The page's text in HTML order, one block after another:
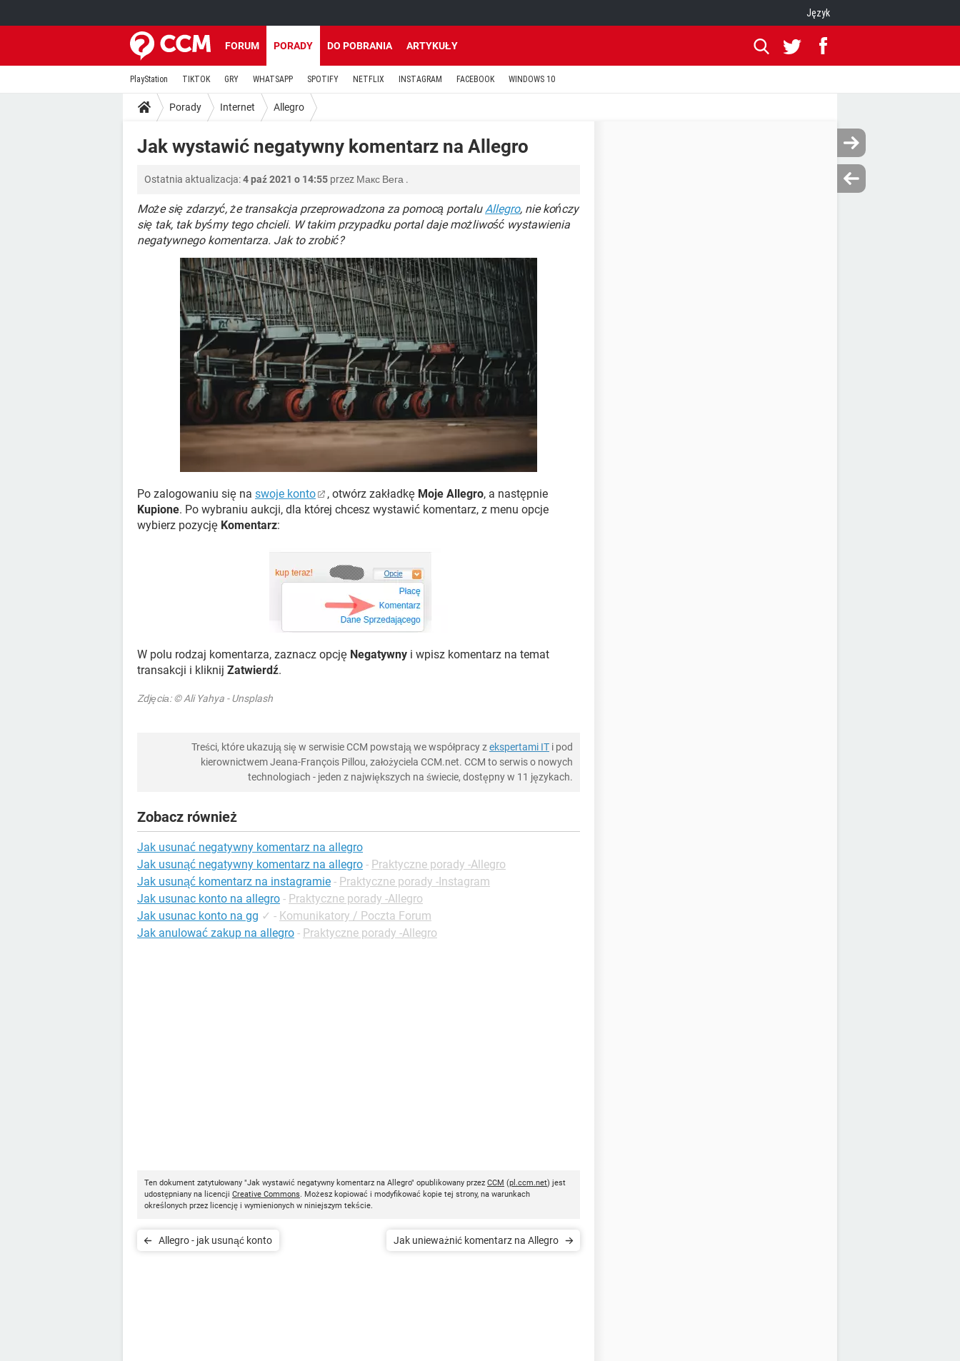
Język
FORUM PORADY DO POBRANIA ARTYKUŁY
PlayStation TIKTOK GRY WHATSAPP SPOTIFY NETFLIX INSTAGRAM FACEBOOK WINDOWS 10
Porady Internet Allegro
Jak wystawić negatywny komentarz na Allegro
Ostatnia aktualizacja:4 paź 2021 o 14:55 przez Макс Вега .
Może się zdarzyć, że transakcja przeprowadzona za pomocą portaluAllegro, nie kończy
się tak, tak byśmy tego chcieli. W takim przypadku portal daje możliwość wystawienia
negatywnego komentarza. Jak to zrobić?
Po zalogowaniu się na swoje konto , otwórz zakładkę Moje Allegro, a następnie
Kupione. Po wybraniu aukcji, dla której chcesz wystawić komentarz, z menu opcje
wybierz pozycję Komentarz:
W polu rodzaj komentarza, zaznacz opcję Negatywny i wpisz komentarz na temat
transakcji i kliknij Zatwierdź.
Zdjęciа: © Ali Yahya - Unsplash
Treści, które ukazują się w serwisie CCM powstają we współpracy zekspertami IT i pod
kierownictwem Jeana-François Pillou, założyciela CCM.net. CCM to serwis o nowych
technologiach - jeden z największych na świecie, dostępny w 11 językach.
Zobacz również
Jak usunać negatywny komentarz na allegro
Jak usunąć negatywny komentarz na allegro - Praktyczne porady -Allegro
Jak usunąć komentarz na instagramie - Praktyczne porady -Instagram
Jak usunac konto na allegro - Praktyczne porady -Allegro
Jak usunac konto na gg ✓ - Komunikatory / Poczta Forum
Jak anulować zakup na allegro - Praktyczne porady -Allegro
Ten dokument zatytułowany "Jak wystawić negatywny komentarz na Allegro" opublikowany przez CCM (pl.ccm.net) jest
udostępniany na licencji Creative Commons. Możesz kopiować i modyfikować kopie tej strony, na warunkach
określonych przez licencję i wymienionych w niniejszym tekście.
Allegro - jak usunąć konto Jak unieważnić komentarz na Allegro